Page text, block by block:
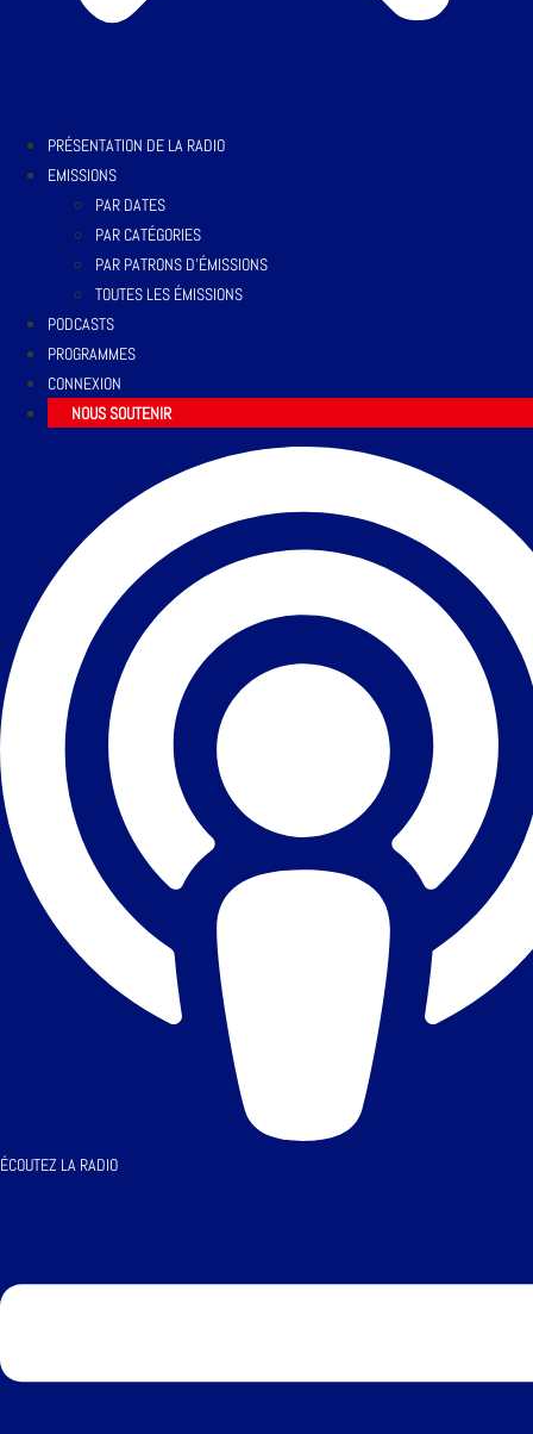
PRÉSENTATION DE LA RADIO
EMISSIONS
PAR DATES
PAR CATÉGORIES
PAR PATRONS D’ÉMISSIONS
TOUTES LES ÉMISSIONS
PODCASTS
PROGRAMMES
CONNEXION
NOUS SOUTENIR
ÉCOUTEZ LA RADIO